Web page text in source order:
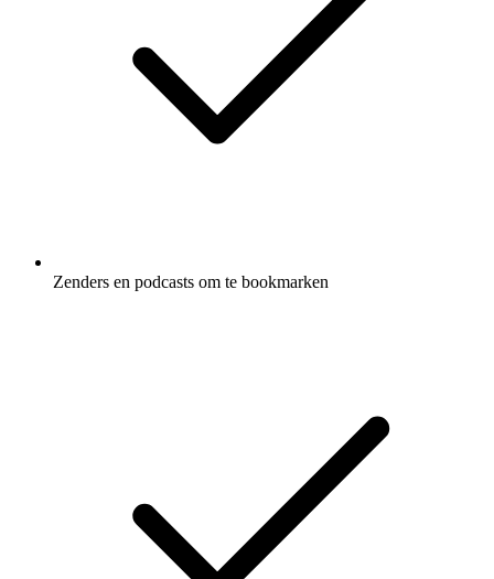
Zenders en podcasts om te bookmarken